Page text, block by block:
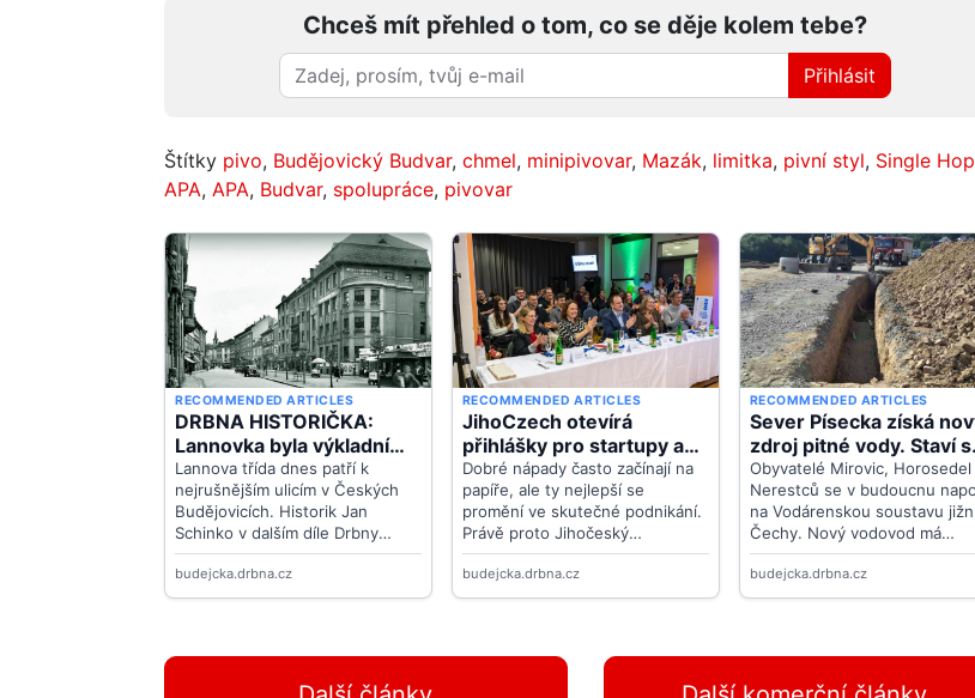
Chceš mít přehled o tom, co se děje kolem tebe?
Přihlásit
Štítky pivo, Budějovický Budvar, chmel, minipivovar, Mazák, limitka, pivní styl, Single Hop
APA, APA, Budvar, spolupráce, pivovar